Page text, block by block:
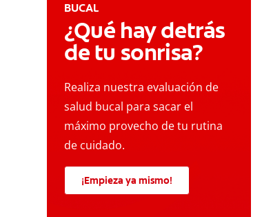
BUCAL
¿Qué hay detrás
de tu sonrisa?
Realiza nuestra evaluación de
salud bucal para sacar el
máximo provecho de tu rutina
de cuidado.
¡Empieza ya mismo!